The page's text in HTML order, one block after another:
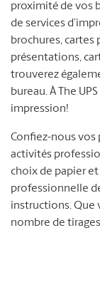
proximité de vos
de services
brochures, cartes
présentations,
trouverez
bureau. À The
impression!
Confiez-nous vos
activités
choix de papier
professionnelle
instructions. Que
nombre de